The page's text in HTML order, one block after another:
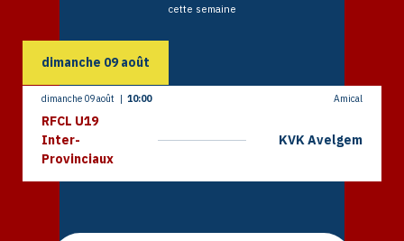
cette semaine
dimanche 09 août
dimanche 09 août | 10:00 Amical
KVK Avelgem
RFCL U19
Inter-
Provinciaux